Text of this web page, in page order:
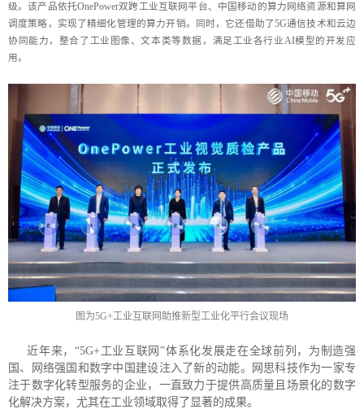
级。该产品依托OnePower双跨工业互联网平台、中国移动的算力网络资源和算网
调度策略，实现了精细化管理的算力开销。同时，它还借助了5G通信技术和云边
协同能力，整合了工业图像、文本类等数据，满足工业各行业AI模型的开发应
用。
图为5G+工业互联网助推新型工业化平行会议现场
近年来，“5G+工业互联网”体系化发展走在全球前列，为制造强
国、网络强国和数字中国建设注入了新的动能。网思科技作为一家专
注于数字化转型服务的企业，一直致力于提供高质量且场景化的数字
化解决方案，尤其在工业领域取得了显著的成果。